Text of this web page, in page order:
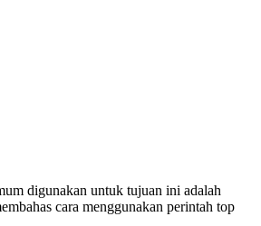
digunakan untuk tujuan ini adalah
cara menggunakan perintah top